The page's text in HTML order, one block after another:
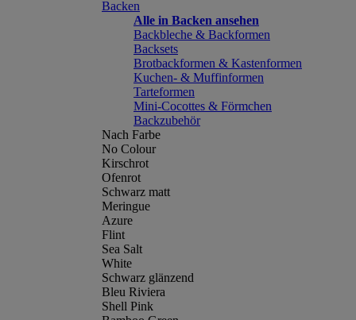
Backen
Alle in Backen ansehen
Backbleche & Backformen
Backsets
Brotbackformen & Kastenformen
Kuchen- & Muffinformen
Tarteformen
Mini-Cocottes & Förmchen
Backzubehör
Nach Farbe
No Colour
Kirschrot
Ofenrot
Schwarz matt
Meringue
Azure
Flint
Sea Salt
White
Schwarz glänzend
Bleu Riviera
Shell Pink